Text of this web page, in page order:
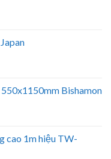
Bishamon
cao 1m hiệu TW-